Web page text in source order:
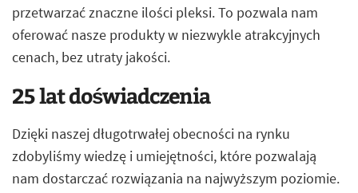
przetwarzać znaczne ilości pleksi. To pozwala nam
oferować nasze produkty w niezwykle atrakcyjnych
cenach, bez utraty jakości.
25 lat doświadczenia
Dzięki naszej długotrwałej obecności na rynku
zdobyliśmy wiedzę i umiejętności, które pozwalają
nam dostarczać rozwiązania na najwyższym poziomie.